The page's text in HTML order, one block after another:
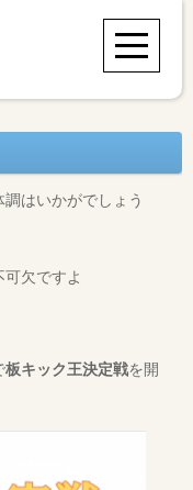
はいかがでしょう
欠ですよ
板キック王決定戦を開